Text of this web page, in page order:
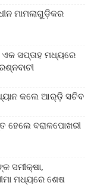
ମାମଲାଗୁଡ଼ିକର
ଏକ ସପ୍ତାହ ମଧ୍ୟରେ
କଲେ ଆର୍‌ଡ଼ି ସଚିବ
ହେଲେ ବରାଳପୋଖରୀ
ସମୀକ୍ଷା,
ମଧ୍ୟରେ ଶେଷ